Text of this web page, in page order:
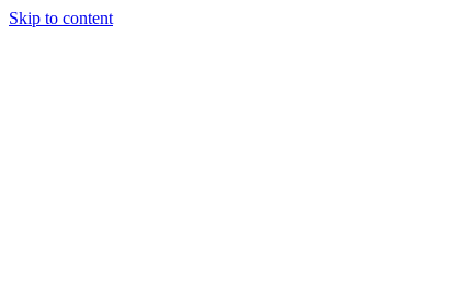
Skip to content